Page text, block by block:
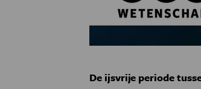
De ijsvrije periode